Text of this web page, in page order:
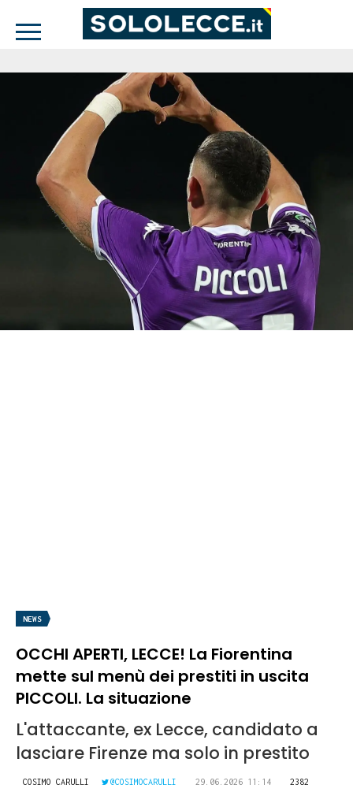
NEWS
OCCHI APERTI, LECCE! La Fiorentina
mette sul menù dei prestiti in uscita
PICCOLI. La situazione
L'attaccante, ex Lecce, candidato a
lasciare Firenze ma solo in prestito
COSIMO CARULLI @COSIMOCARULLI 29.06.2026 11:14
2382